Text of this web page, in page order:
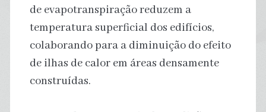
de evapotranspiração reduzem a
temperatura superficial dos edifícios,
colaborando para a diminuição do efeito
de ilhas de calor em áreas densamente
construídas.